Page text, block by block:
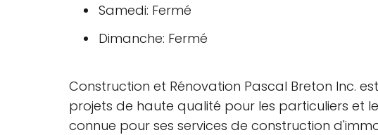
Samedi: Fermé
Dimanche: Fermé
Construction et Rénovation Pascal Breton Inc.
projets de haute qualité pour les particuliers et
connue pour ses services de construction